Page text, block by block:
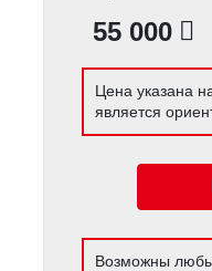
55 000
Цена указана
является
Возможны